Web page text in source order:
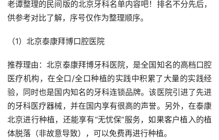
老谭整理的民间版的北京牙科名单内容吧！排名不分先后，
供参考对比了解，序号仅作为整理顺序。
（1）北京泰康拜博口腔医院
推荐理由：北京泰康拜博牙科医院，是全国知名的高档口腔
医疗机构，在全口/全口种植的实践中积累了大量的实践经
验，同时也是国内知名的牙科连锁品牌。该医院引进了先进
的牙科医疗器械，并在国内享有很高的声誉。另外，在泰康
北京进行种植，还能享有“无忧保”服务，如果客户植入的植
体脱落（非故意导致），可以免费再进行种植。